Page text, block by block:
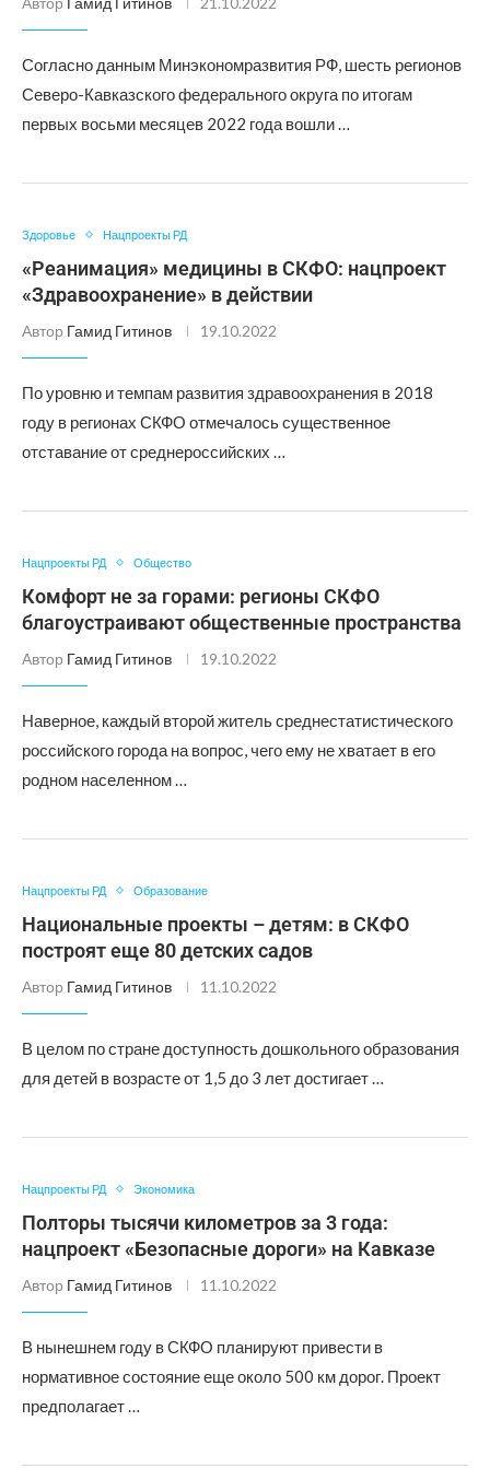
Согласно данным Минэкономразвития РФ, шесть регионов
Северо-Кавказского федерального округа по итогам
первых восьми месяцев 2022 года вошли …
Здоровье Нацпроекты РД
«Реанимация» медицины в СКФО: нацпроект
«Здравоохранение» в действии
Автор Гамид Гитинов 19.10.2022
По уровню и темпам развития здравоохранения в 2018
году в регионах СКФО отмечалось существенное
отставание от среднероссийских …
Нацпроекты РД Общество
Комфорт не за горами: регионы СКФО
благоустраивают общественные пространства
Автор Гамид Гитинов 19.10.2022
Наверное, каждый второй житель среднестатистического
российского города на вопрос, чего ему не хватает в его
родном населенном …
Нацпроекты РД Образование
Национальные проекты – детям: в СКФО
построят еще 80 детских садов
Автор Гамид Гитинов 11.10.2022
В целом по стране доступность дошкольного образования
для детей в возрасте от 1,5 до 3 лет достигает …
Нацпроекты РД Экономика
Полторы тысячи километров за 3 года:
нацпроект «Безопасные дороги» на Кавказе
Автор Гамид Гитинов 11.10.2022
В нынешнем году в СКФО планируют привести в
нормативное состояние еще около 500 км дорог. Проект
предполагает …